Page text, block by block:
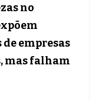
no
empresas
mas falham